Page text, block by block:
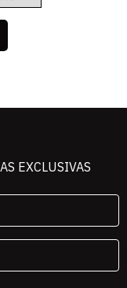
EXCLUSIVAS